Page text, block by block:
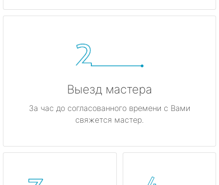
Выезд мастера
За час до согласованного времени с Вами
свяжется мастер.